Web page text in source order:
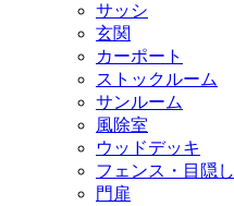
サッシ
玄関
カーポート
ストックルーム
サンルーム
風除室
ウッドデッキ
フェンス・目隠し
門扉